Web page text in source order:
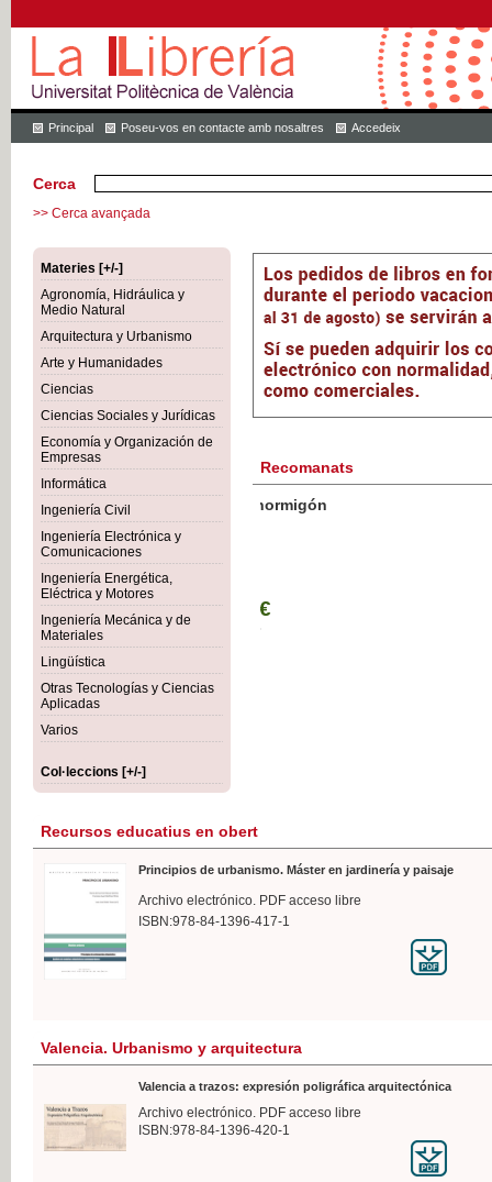
Principal Poseu-vos en contacte amb nosaltres Accedeix
Cerca
>> Cerca avançada
Materies [+/-]
Agronomía, Hidráulica y
Medio Natural
Arquitectura y Urbanismo
Arte y Humanidades
Ciencias
Ciencias Sociales y Jurídicas
Economía y Organización de
Empresas
Informática
Ingeniería Civil
Ingeniería Electrónica y
Comunicaciones
Ingeniería Energética,
Eléctrica y Motores
Ingeniería Mecánica y de
Materiales
Lingüística
Otras Tecnologías y Ciencias
Aplicadas
Varios
Col·leccions [+/-]
Recomanats
Botánica Agroalimentaria
Recursos educatius en obert
Principios de urbanismo. Máster en jardinería y paisaje
Archivo electrónico. PDF acceso libre
ISBN:978-84-1396-417-1
Valencia. Urbanismo y arquitectura
Valencia a trazos: expresión poligráfica arquitectónica
Archivo electrónico. PDF acceso libre
ISBN:978-84-1396-420-1